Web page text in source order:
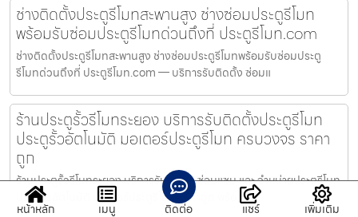
ช่างติดตั้งประตูรีโมทสะพานสูง ช่างซ่อมประตูรีโมท
พร้อมรับซ่อมประตูรีโมทด่วนถึงที่ ประตูรีโมท.com
ช่างติดตั้งประตูรีโมทสะพานสูง ช่างซ่อมประตูรีโมทพร้อมรับซ่อมประตู
รีโมทด่วนถึงที่ ประตูรีโมท.com — บริการรับติดตั้ง ซ่อมแ
ร้านประตูรั้วรีโมทระยอง บริการรับติดตั้งประตูรีโมท
ประตูรั้วอัตโนมัติ มอเตอร์ประตูรีโมท ครบวงจร ราคา
ถูก
ร้านประตูรั้วรีโมทระยอง บริการรับติดตั้ง ซ่อมแซม และ จำหน่ายประตูรีโมท
ประตูรั้วอัตโนมัติ มอเตอร์ประตูรีโมท ราคาถูก พร้อ
หน้าหลัก เมนู ติดต่อ แชร์ เพิ่มเติม